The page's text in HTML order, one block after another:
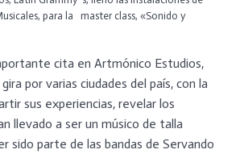
para la master class, «Sonido y
cita en Artmónico Estudios,
por varias ciudades del país, con la
sus experiencias, revelar los
llevado a ser un músico de talla
sido parte de las bandas de Servando